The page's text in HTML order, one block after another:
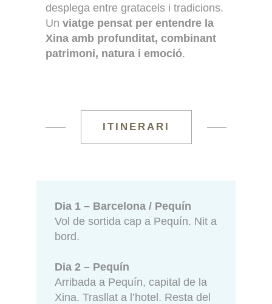
desplega entre gratacels i tradicions.
Un viatge pensat per entendre la
Xina amb profunditat, combinant
patrimoni, natura i emoció.
ITINERARI
Dia 1 – Barcelona / Pequín
Vol de sortida cap a Pequín. Nit a
bord.
Dia 2 – Pequín
Arribada a Pequín, capital de la
Xina. Trasllat a l’hotel. Resta del